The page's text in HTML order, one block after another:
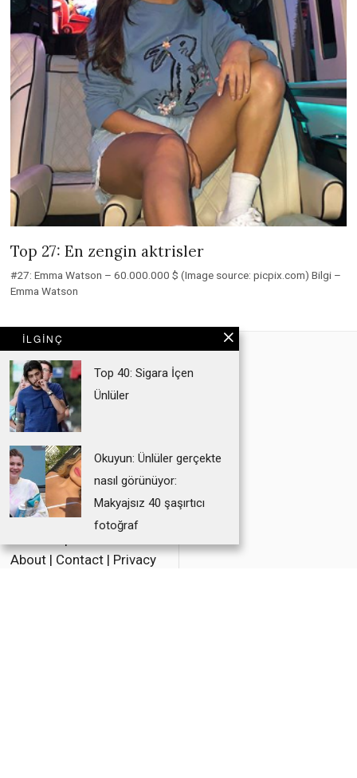
Top 27: En zengin aktrisler
#27: Emma Watson – 60.000.000 $ (Image source: picpix.com) Bilgi –
Emma Watson
İLGINÇ
Top 40: Sigara İçen
Ünlüler
Okuyun: Ünlüler gerçekte
nasıl görünüyor:
Makyajsız 40 şaşırtıcı
fotoğraf
F
a
c
e
w
i
t
m
a
i
|
About | Contact | Privacy